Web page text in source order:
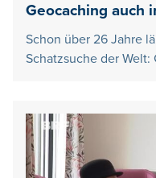
Geocaching auch
Schon über 26 Jahre
Schatzsuche der Welt: